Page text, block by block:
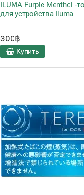
ILUMA Purple Menthol -
для устройства Iluma
300฿
Купить